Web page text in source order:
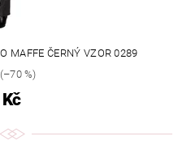
MAFFE ČERNÝ VZOR 0289
%)